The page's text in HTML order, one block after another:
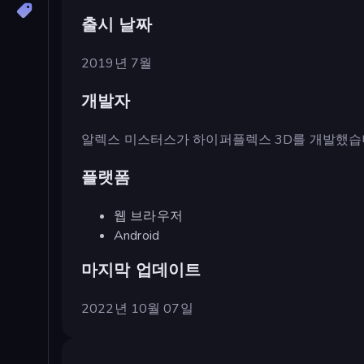
출시 날짜
2019년 7월
개발자
알렉스 미스터스가 하이퍼플렉스 3D를 개발했
플랫폼
웹 브라우저
Android
마지막 업데이트
2022년 10월 07일